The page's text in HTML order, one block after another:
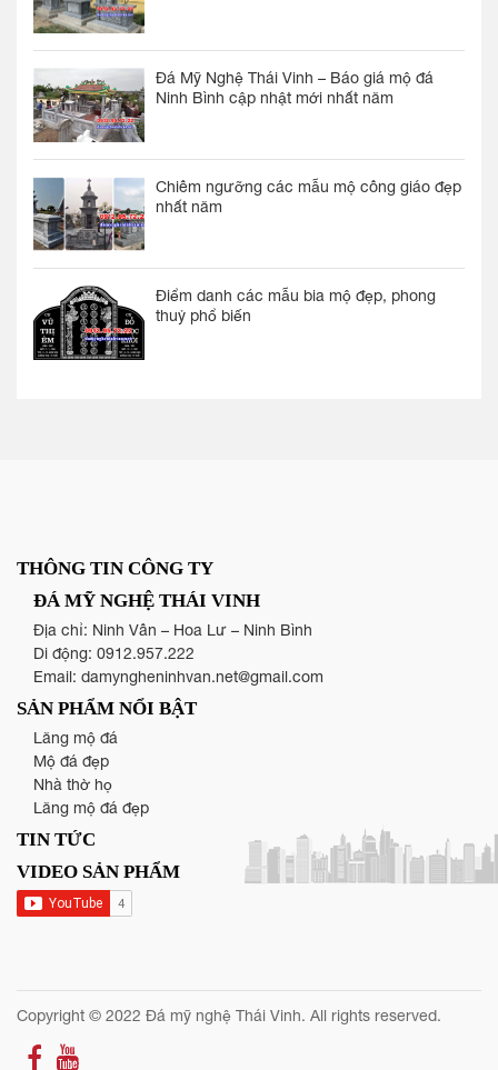
Đá Mỹ Nghệ Thái Vinh – Báo giá mộ đá
Ninh Bình cập nhật mới nhất năm
Chiêm ngưỡng các mẫu mộ công giáo đẹp
nhất năm
Điểm danh các mẫu bia mộ đẹp, phong
thuỷ phổ biến
THÔNG TIN CÔNG TY
ĐÁ MỸ NGHỆ THÁI VINH
Địa chỉ: Ninh Vân – Hoa Lư – Ninh Bình
Di động: 0912.957.222
Email: damyngheninhvan.net@gmail.com
SẢN PHẨM NỔI BẬT
Lăng mộ đá
Mộ đá đẹp
Nhà thờ họ
Lăng mộ đá đẹp
TIN TỨC
VIDEO SẢN PHẨM
Copyright © 2022 Đá mỹ nghệ Thái Vinh. All rights reserved.